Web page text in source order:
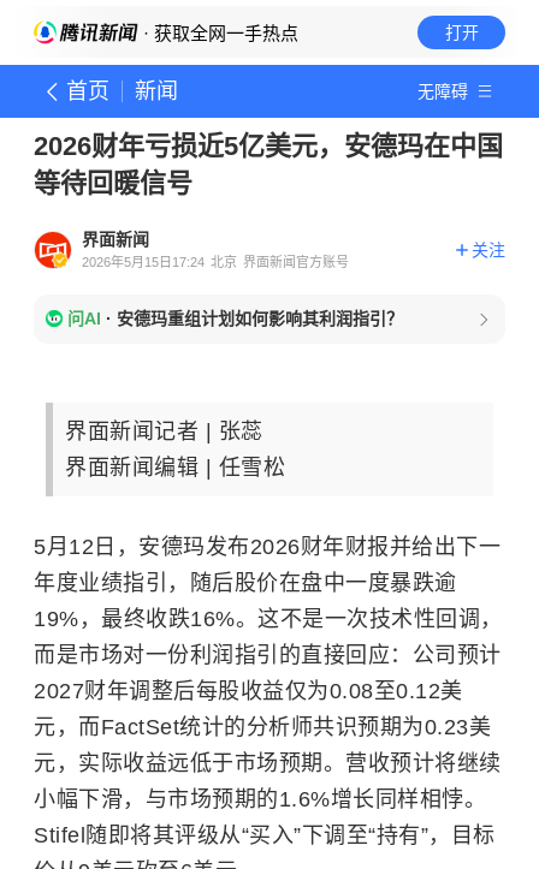
· 获取全网一手热点 打开
首页 新闻 无障碍
2026财年亏损近5亿美元，安德玛在中国
等待回暖信号
界面新闻
2026年5月15日17:24 北京 界面新闻官方账号
关注
问AI · 安德玛重组计划如何影响其利润指引？
界面新闻记者 | 张蕊
界面新闻编辑 | 任雪松
5月12日，安德玛发布2026财年财报并给出下一
年度业绩指引，随后股价在盘中一度暴跌逾
19%，最终收跌16%。这不是一次技术性回调，
而是市场对一份利润指引的直接回应：公司预计
2027财年调整后每股收益仅为0.08至0.12美
元， 而FactSet统计的分析师共识预期为0.23美
元 ，实际收益远低于市场预期。营收预计将继续
小幅下滑，与市场预期的1.6%增长同样相悖。
Stifel随即将其评级从“买入”下调至“持有”，目标